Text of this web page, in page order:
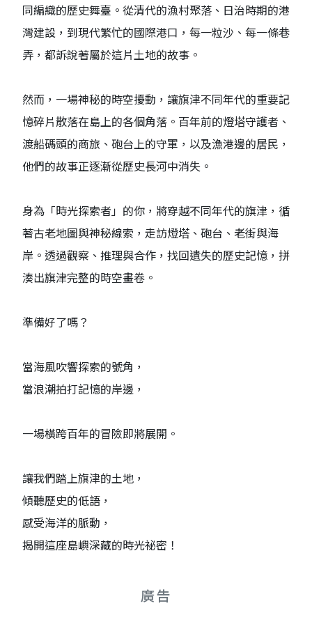
同編織的歷史舞臺。從清代的漁村聚落、日治時期的港
灣建設，到現代繁忙的國際港口，每一粒沙、每一條巷
弄，都訴說著屬於這片土地的故事。
然而，一場神秘的時空擾動，讓旗津不同年代的重要記
憶碎片散落在島上的各個角落。百年前的燈塔守護者、
渡船碼頭的商旅、砲台上的守軍，以及漁港邊的居民，
他們的故事正逐漸從歷史長河中消失。
身為「時光探索者」的你，將穿越不同年代的旗津，循
著古老地圖與神秘線索，走訪燈塔、砲台、老街與海
岸。透過觀察、推理與合作，找回遺失的歷史記憶，拼
湊出旗津完整的時空畫卷。
準備好了嗎？
當海風吹響探索的號角，
當浪潮拍打記憶的岸邊，
一場橫跨百年的冒險即將展開。
讓我們踏上旗津的土地，
傾聽歷史的低語，
感受海洋的脈動，
揭開這座島嶼深藏的時光祕密！
廣告